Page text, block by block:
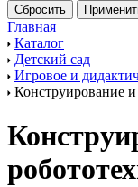
Главная
Каталог
Детский сад
Игровое и
Конструирование